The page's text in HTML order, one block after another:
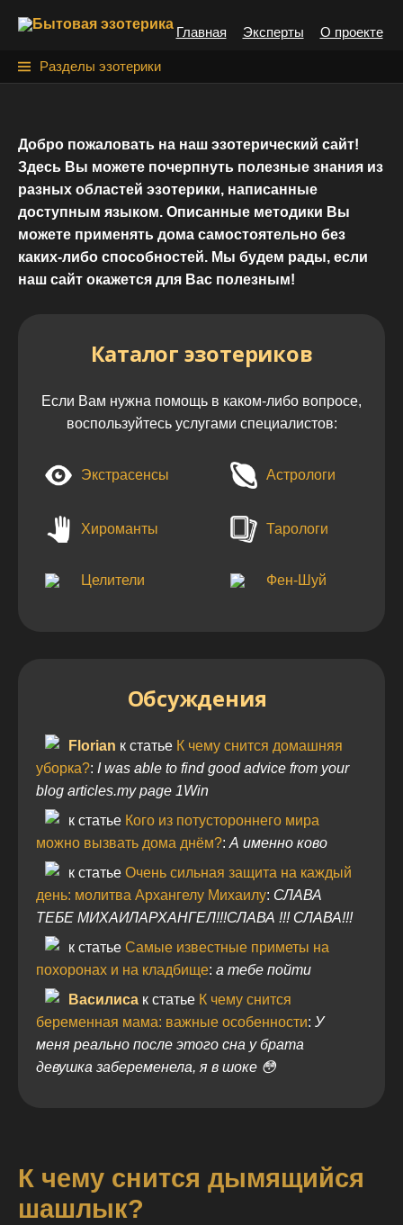
Главная Эксперты О проекте
Разделы эзотерики
т
и
Добро пожаловать на наш эзотерический сайт!
Здесь Вы можете почерпнуть полезные знания из
разных областей эзотерики, написанные
доступным языком. Описанные методики Вы
можете применять дома самостоятельно без
каких-либо способностей. Мы будем рады, если
наш сайт окажется для Вас полезным!
Каталог эзотериков
Если Вам нужна помощь в каком-либо вопросе,
воспользуйтесь услугами специалистов:
Экстрасенсы Астрологи
Хироманты Тарологи
Целители Фен-Шуй
Обсуждения
Florian к статье К чему снится домашняя
уборка?: I was able to find good advice from your
blog articles.my page 1Win
к статье Кого из потустороннего мира
можно вызвать дома днём?: А именно ково
к статье Очень сильная защита на каждый
день: молитва Архангелу Михаилу: СЛАВА
ТЕБЕ МИХАИЛАРХАНГЕЛ!!!СЛАВА !!! СЛАВА!!!
к статье Самые известные приметы на
похоронах и на кладбище: а тебе пойти
Василиса к статье К чему снится
беременная мама: важные особенности: У
меня реально после этого сна у брата
девушка забеременела, я в шоке 😳
К чему снится дымящийся
шашлык?